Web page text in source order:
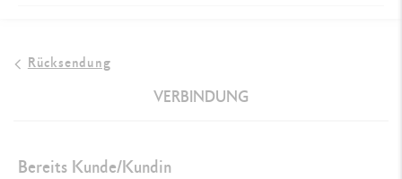
Rücksendung
VERBINDUNG
Bereits Kunde/Kundin